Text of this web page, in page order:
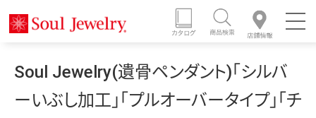
Soul Jewelry(遺骨ペンダント)「シルバ
ーいぶし加工」「プルオーバータイプ」「チ